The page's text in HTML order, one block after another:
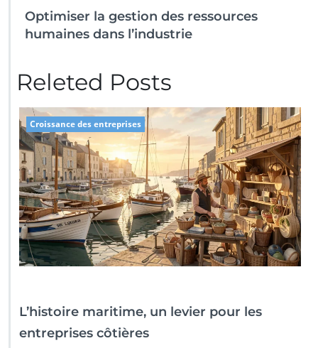
Optimiser la gestion des ressources
humaines dans l’industrie
Releted Posts
Croissance des entreprises
L’histoire maritime, un levier pour les
entreprises côtières